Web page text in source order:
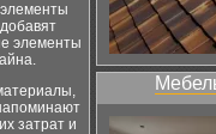
элементы
затрат и